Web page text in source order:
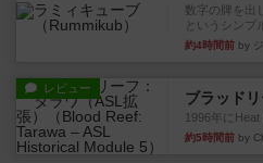
数字の牌を出
というシンプ
約4時間前 by
レビュー
ブラッド
1996年にHeat
約5時間前 by